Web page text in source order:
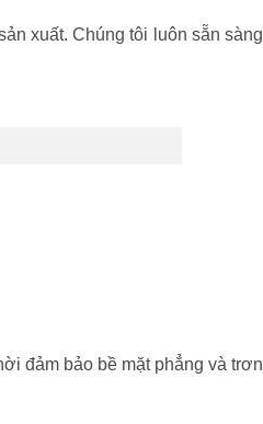
xuất. Chúng tôi luôn sẵn sàng
đảm bảo bề mặt phẳng và trơn